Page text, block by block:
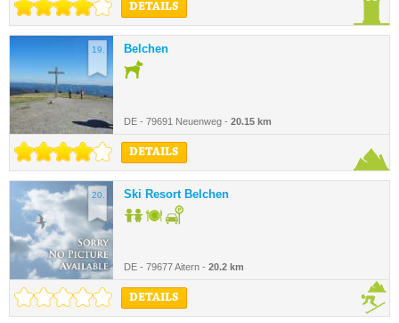
DETAILS
19. Belchen
DE - 79691 Neuenweg - 20.15 km
DETAILS
20. Ski Resort Belchen
DE - 79677 Aitern - 20.2 km
DETAILS